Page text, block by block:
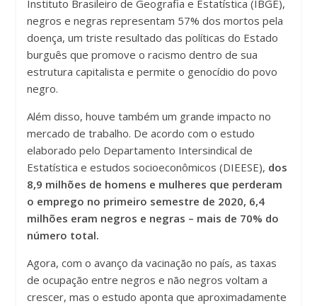
Instituto Brasileiro de Geografia e Estatística (IBGE),
negros e negras representam 57% dos mortos pela
doença, um triste resultado das políticas do Estado
burguês que promove o racismo dentro de sua
estrutura capitalista e permite o genocídio do povo
negro.
Além disso, houve também um grande impacto no
mercado de trabalho. De acordo com o estudo
elaborado pelo Departamento Intersindical de
Estatística e estudos socioeconômicos (DIEESE), dos
8,9 milhões de homens e mulheres que perderam
o emprego no primeiro semestre de 2020, 6,4
milhões eram negros e negras – mais de 70% do
número total.
Agora, com o avanço da vacinação no país, as taxas
de ocupação entre negros e não negros voltam a
crescer, mas o estudo aponta que aproximadamente